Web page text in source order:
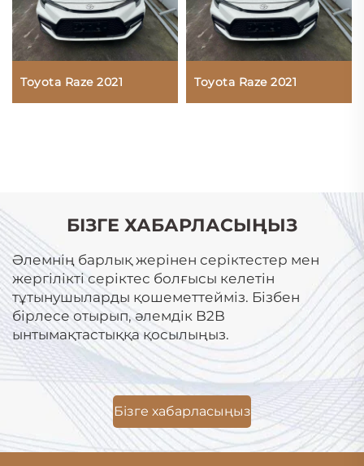
Toyota Raze 2021 Toyota Raze 2021
БІЗГЕ ХАБАРЛАСЫҢЫЗ
Әлемнің барлық жерінен серіктестер мен
жергілікті серіктес болғысы келетін
тұтынушыларды қошеметтейміз. Бізбен
бірлесе отырып, әлемдік B2B
ынтымақтастыққа қосылыңыз.
Бізге хабарласыңыз